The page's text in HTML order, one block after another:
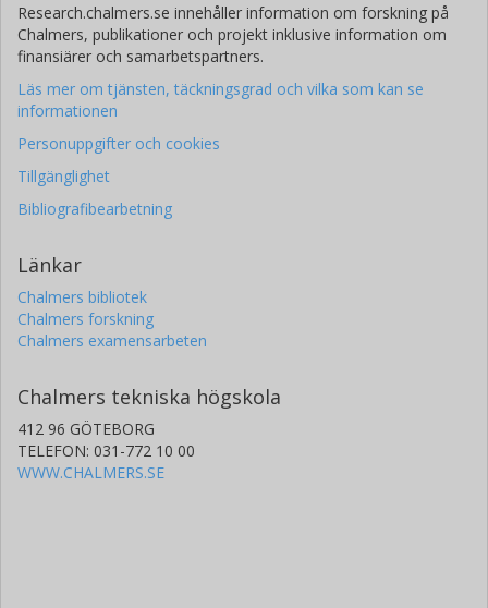
Research.chalmers.se innehåller information om forskning på
Chalmers, publikationer och projekt inklusive information om
finansiärer och samarbetspartners.
Läs mer om tjänsten, täckningsgrad och vilka som kan se
informationen
Personuppgifter och cookies
Tillgänglighet
Bibliografibearbetning
Länkar
Chalmers bibliotek
Chalmers forskning
Chalmers examensarbeten
Chalmers tekniska högskola
412 96 GÖTEBORG
TELEFON: 031-772 10 00
WWW.CHALMERS.SE